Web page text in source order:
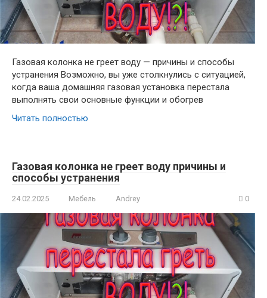
Газовая колонка не греет воду — причины и способы
устранения Возможно, вы уже столкнулись с ситуацией,
когда ваша домашняя газовая установка перестала
выполнять свои основные функции и обогрев
Читать полностью
Газовая колонка не греет воду причины и
способы устранения
24.02.2025 Мебель Andrey 0